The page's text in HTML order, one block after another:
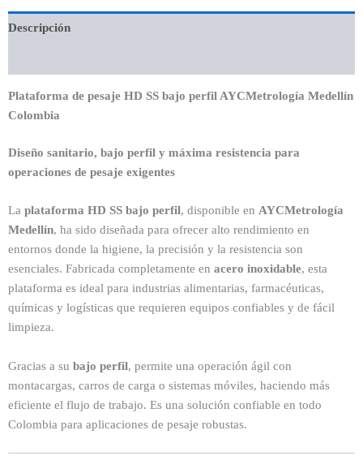
Descripción
Plataforma de pesaje HD SS bajo perfil AYCMetrología Medellín
Colombia
Diseño sanitario, bajo perfil y máxima resistencia para
operaciones de pesaje exigentes
La plataforma HD SS bajo perfil, disponible en AYCMetrología
Medellín, ha sido diseñada para ofrecer alto rendimiento en
entornos donde la higiene, la precisión y la resistencia son
esenciales. Fabricada completamente en acero inoxidable, esta
plataforma es ideal para industrias alimentarias, farmacéuticas,
químicas y logísticas que requieren equipos confiables y de fácil
limpieza.
Gracias a su bajo perfil, permite una operación ágil con
montacargas, carros de carga o sistemas móviles, haciendo más
eficiente el flujo de trabajo. Es una solución confiable en todo
Colombia para aplicaciones de pesaje robustas.